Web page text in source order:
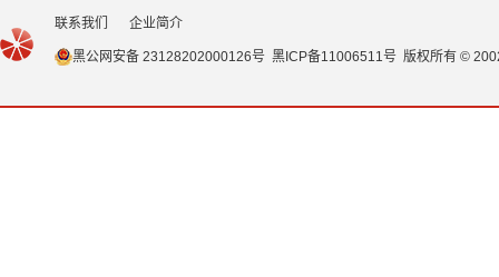
联系我们 企业简介
黑公网安备 23128202000126号 黑ICP备11006511号 版权所有 ©